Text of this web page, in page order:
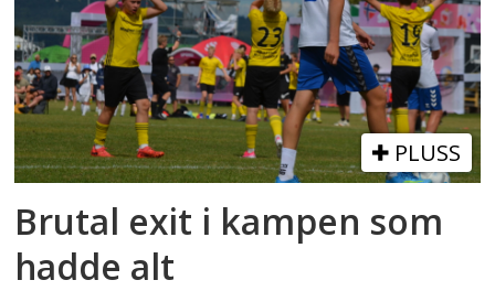
PLUSS
Brutal exit i kampen som
hadde alt